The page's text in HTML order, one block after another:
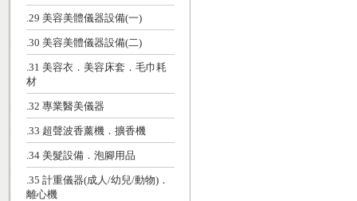
.29 美容美體儀器設備(一)
.30 美容美體儀器設備(二)
.31 美容衣．美容床套．毛巾耗
材
.32 專業醫美儀器
.33 超聲波香薰機．擴香機
.34 美髮設備．泡腳用品
.35 計重儀器(成人/幼兒/動物)．
離心機